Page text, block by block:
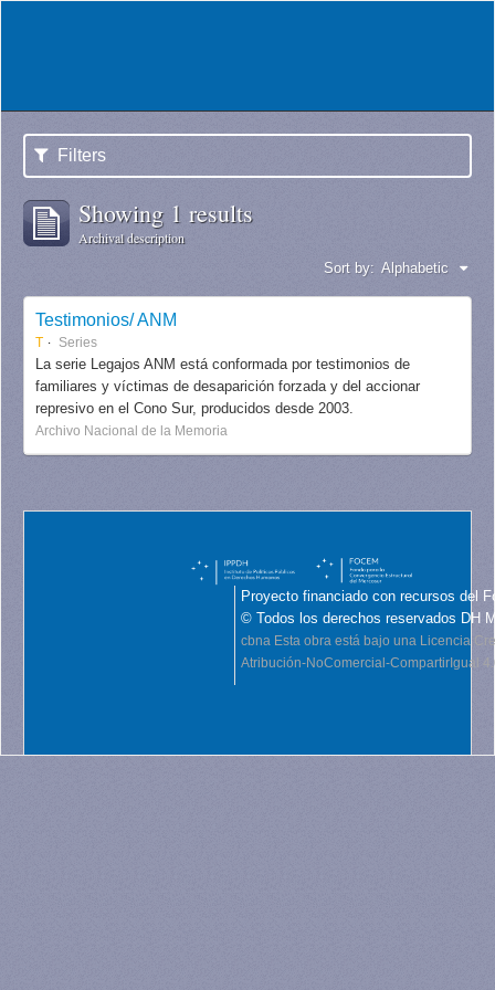
Filters
Showing 1 results
Archival description
Sort by: Alphabetic
Testimonios/ ANM
T Series
La serie Legajos ANM está conformada por testimonios de
familiares y víctimas de desaparición forzada y del accionar
represivo en el Cono Sur, producidos desde 2003.
Archivo Nacional de la Memoria
Proyecto financiado con recursos del
© Todos los derechos reservados DH
cbna Esta obra está bajo una Licencia
Atribución-NoComercial-CompartirIgual